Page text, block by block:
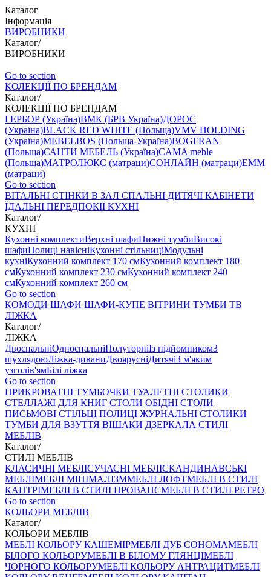
Каталог
Інформація
ВИРОБНИКИ
Каталог/
ВИРОБНИКИ
Go to section
КОЛЕКЦІЇ ПО БРЕНДАМ
Каталог/
КОЛЕКЦІЇ ПО БРЕНДАМ
ГЕРБОР (Україна)ВМК (БРВ Україна)ДОРОС
(Україна)BLACK RED WHITE (Польща)VMV HOLDING
(Україна)MEBELBOS (Польща-Україна)BOGFRAN
(Польща)САНТИ МЕБЕЛЬ (Україна)CAMA meble
(Польща)МАТРОЛЮКС (матраци)СОНЛАЙН (матраци)EMM
(матраци)
Go to section
ВIТАЛЬНI СТІНКИ В ЗАЛ СПАЛЬНІ ДИТЯЧІ КАБІНЕТИ
ЇДАЛЬНI ПЕРЕДПОКІЇ КУХНІ
Каталог/
КУХНІ
Кухонні комплектиВерхні шафиНижні тумбиВисокі
шафиПолиці навісніКухонні стільниціМодульні
кухніКухонний комплект 170 смКухонний комплект 180
смКухонний комплект 230 смКухонний комплект 240
смКухонний комплект 260 см
Go to section
КОМОДИ ШАФИ ШАФИ-КУПЕ ВІТРИНИ ТУМБИ ТВ
ЛІЖКА
Каталог/
ЛІЖКА
ДвоспальніОдноспальніПолуторніІз підйомникомЗ
шухлядоюЛіжка-диваниДвоярусніДитячіЗ м'яким
узголів'ямБілі ліжка
Go to section
ПРИКРОВАТНІ ТУМБОЧКИ ТУАЛЕТНІ СТОЛИКИ
СТЕЛЛАЖІ ДЛЯ КНИГ СТОЛИ ОБІДНІ СТОЛИ
ПИСЬМОВІ СТІЛЬЦI ПОЛИЦІ ЖУРНАЛЬНІ СТОЛИКИ
ТУМБИ ДЛЯ ВЗУТТЯ ВІШАКИ ДЗЕРКАЛА СТИЛІ
МЕБЛІВ
Каталог/
СТИЛІ МЕБЛІВ
КЛАСИЧНІ МЕБЛІСУЧАСНІ МЕБЛІСКАНДИНАВСЬКІ
МЕБЛІМЕБЛІ МІНІМАЛІЗММЕБЛІ ЛОФТМЕБЛІ В СТИЛІ
КАНТРІМЕБЛІ В СТИЛІ ПРОВАНСМЕБЛІ В СТИЛІ РЕТРО
Go to section
КОЛЬОРИ МЕБЛІВ
Каталог/
КОЛЬОРИ МЕБЛІВ
МЕБЛІ КОЛЬОРУ КАШЕМІРМЕБЛІ ДУБ СОНОМАМЕБЛІ
БІЛОГО КОЛЬОРУМЕБЛІ В БІЛОМУ ГЛЯНЦІМЕБЛІ
ЧОРНОГО КОЛЬОРУМЕБЛІ КОЛЬОРУ АНТРАЦИТМЕБЛІ